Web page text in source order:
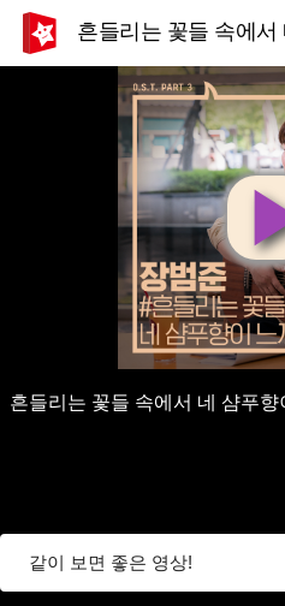
흔들리는 꽃들 속에서
흔들리는 꽃들 속에서 네 샴푸
같이 보면 좋은 영상!